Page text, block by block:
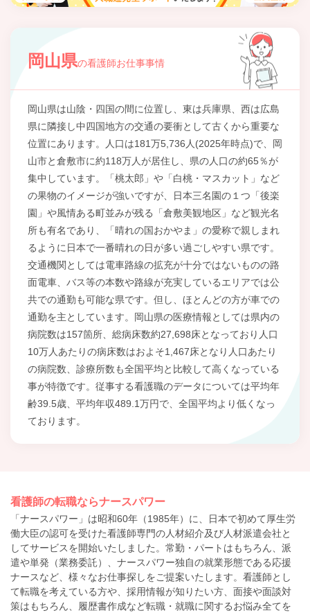
岡山県の看護師お仕事事情
岡山県は山陰・四国の間に位置し、東は兵庫県、西は広島
県に隣接し中四国地方の交通の要衝として古くから重要な
位置にあります。人口は181万5,736人(2025年時点)で、岡
山市と倉敷市に約118万人が居住し、県の人口の約65％が
集中しています。「桃太郎」や「白桃・マスカット」など
の果物のイメージが強いですが、日本三名園の１つ「後楽
園」や風情ある町並みが残る「倉敷美観地区」など観光名
所も有名であり、「晴れの国おかやま」の愛称で親しまれ
るように日本で一番晴れの日が多い過ごしやすい県です。
交通機関としては電車路線の拡充が十分ではないものの路
面電車、バス等の本数や路線が充実しているエリアでは公
共での通勤も可能な県です。但し、ほとんどの方が車での
通勤を主としています。岡山県の医療情報としては県内の
病院数は157箇所、総病床数約27,698床となっており人口
10万人あたりの病床数はおよそ1,467床となり人口あたり
の病院数、診療所数も全国平均と比較して高くなっている
事が特徴です。従事する看護職のデータについては平均年
齢39.5歳、平均年収489.1万円で、全国平均より低くなっ
ております。
看護師の転職ならナースパワー
「ナースパワー」は昭和60年（1985年）に、日本で初めて厚生労
働大臣の認可を受けた看護師専門の人材紹介及び人材派遣会社と
してサービスを開始いたしました。常勤・パートはもちろん、派
遣や単発（業務委託）、ナースパワー独自の就業形態である応援
ナースなど、様々なお仕事探しをご提案いたします。看護師とし
て転職を考えている方や、採用情報が知りたい方、面接や面談対
策はもちろん、履歴書作成など転職・就職に関するお悩み全てを